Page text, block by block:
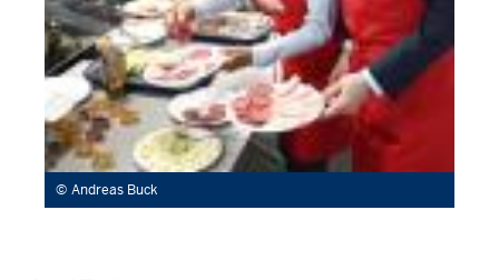
Andreas Buck